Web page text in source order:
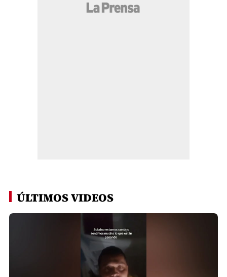
ÚLTIMOS VIDEOS